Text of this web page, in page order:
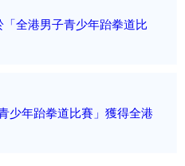
全港男子青少年跆拳道比
少年跆拳道比賽」獲得全港